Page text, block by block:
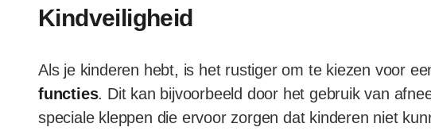
Kindveiligheid
Als je kinderen hebt, is het rustiger om te kiezen voor
functies. Dit kan bijvoorbeeld door het gebruik van
speciale kleppen die ervoor zorgen dat kinderen niet